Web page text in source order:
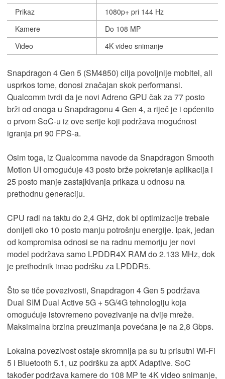
Prikaz
1080p+ pri 144 Hz
Kamere
Do 108 MP
Video
4K video snimanje
Snapdragon 4 Gen 5 (SM4850) cilja povoljnije mobitel, ali
usprkos tome, donosi značajan skok performansi.
Qualcomm tvrdi da je novi Adreno GPU čak za 77 posto
brži od onoga u Snapdragonu 4 Gen 4, a riječ je i općenito
o prvom SoC-u iz ove serije koji podržava mogućnost
igranja pri 90 FPS-a.
Osim toga, iz Qualcomma navode da Snapdragon Smooth
Motion UI omogućuje 43 posto brže pokretanje aplikacija i
25 posto manje zastajkivanja prikaza u odnosu na
prethodnu generaciju.
CPU radi na taktu do 2,4 GHz, dok bi optimizacije trebale
donijeti oko 10 posto manju potrošnju energije. Ipak, jedan
od kompromisa odnosi se na radnu memoriju jer novi
model podržava samo LPDDR4X RAM do 2.133 MHz, dok
je prethodnik imao podršku za LPDDR5.
Što se tiče povezivosti, Snapdragon 4 Gen 5 podržava
Dual SIM Dual Active 5G + 5G/4G tehnologiju koja
omogućuje istovremeno povezivanje na dvije mreže.
Maksimalna brzina preuzimanja povećana je na 2,8 Gbps.
Lokalna povezivost ostaje skromnija pa su tu prisutni Wi-Fi
5 i Bluetooth 5.1, uz podršku za aptX Adaptive. SoC
također podržava kamere do 108 MP te 4K video snimanje,